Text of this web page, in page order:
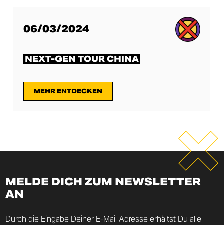
06/03/2024
NEXT-GEN TOUR CHINA
MEHR ENTDECKEN
MELDE DICH ZUM NEWSLETTER
AN
Durch die Eingabe Deiner E-Mail Adresse erhältst Du alle